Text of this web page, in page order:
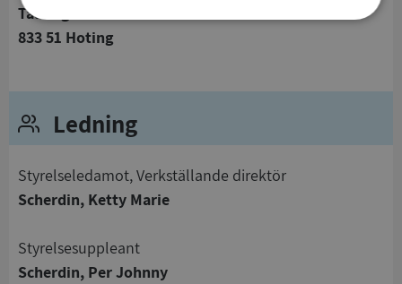
Tallstigen 9
833 51 Hoting
Ledning
Styrelseledamot, Verkställande direktör
Scherdin, Ketty Marie
Styrelsesuppleant
Scherdin, Per Johnny
Strikt
nödvändigt
Prestanda Inriktning
Funktioner